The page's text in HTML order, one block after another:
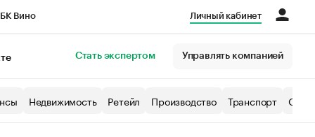
Вино Личный кабинет
Стать экспертом Управлять компанией
Недвижимость Ретейл Производство Транспорт